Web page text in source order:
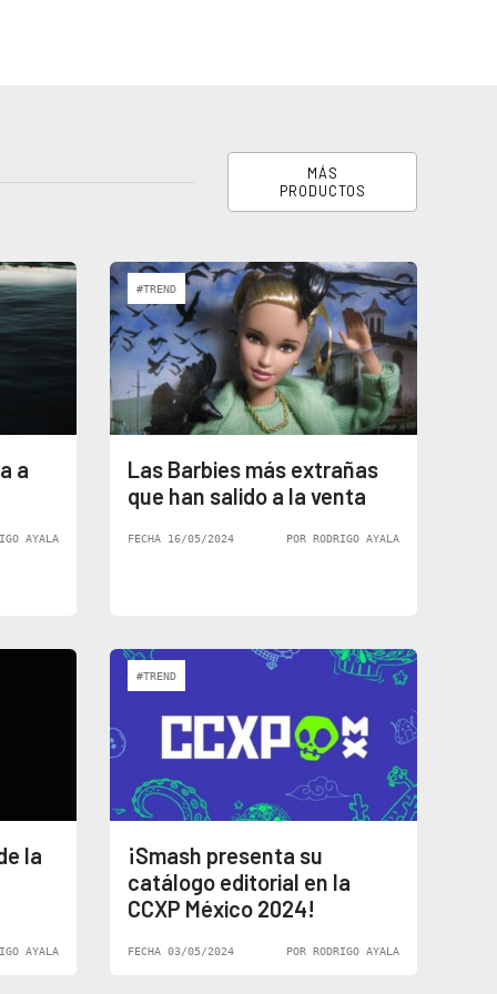
MÁS
PRODUCTOS
a
AYALA
#TREND
Las Barbies más extrañas
que han salido a la venta
FECHA 16/05/2024 POR RODRIGO AYALA
la
AYALA
#TREND
¡Smash presenta su
catálogo editorial en la
CCXP México 2024!
FECHA 03/05/2024 POR RODRIGO AYALA